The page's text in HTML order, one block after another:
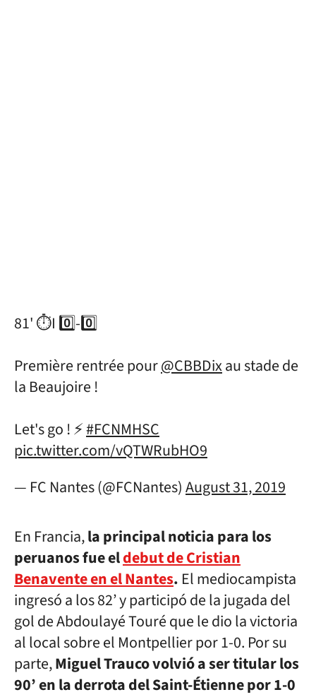
81' ⏱I 0⃣-0⃣
Première rentrée pour@CBBDixau stade de
la Beaujoire !
Let's go ! ⚡#FCNMHSC
pic.twitter.com/vQTWRubHO9
— FC Nantes (@FCNantes)August 31, 2019
En Francia,la principal noticia para los
peruanos fue eldebut de Cristian
Benavente en el Nantes. El mediocampista
ingresó a los 82’ y participó de la jugada del
gol de Abdoulayé Touré que le dio la victoria
al local sobre el Montpellier por 1-0. Por su
parte,Miguel Trauco volvió a ser titular los
90’ en la derrota del Saint-Étienne por 1-0